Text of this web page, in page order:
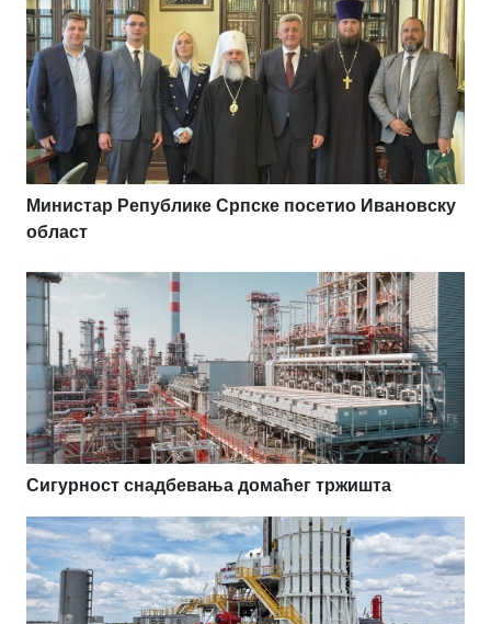
Министар Републике Српске посетио Ивановску
област
Сигурност снадбевања домаћег тржишта